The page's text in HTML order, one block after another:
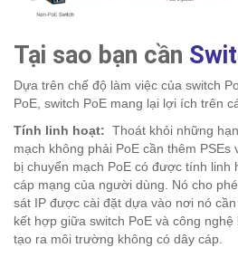
Tại sao bạn cần
Dựa trên chế độ làm việc của switch
PoE, switch PoE mang lại lợi ích trên
Tính linh hoạt: Thoát khỏi những
mạch không phải PoE cần thêm
bị chuyển mạch PoE có được tính linh
cáp mạng của người dùng. Nó cho
sát IP được cài đặt dựa vào nơi nó
kết hợp giữa switch PoE và công
tạo ra môi trường không có dây cáp.